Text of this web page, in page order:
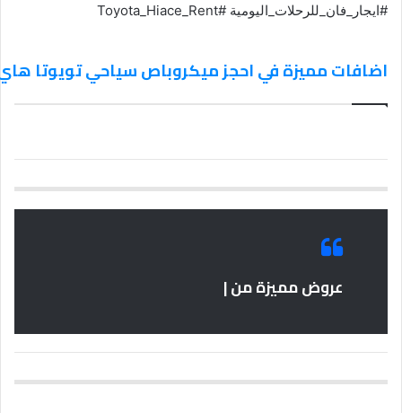
#ايجار_فان_للرحلات_اليومية #Toyota_Hiace_Rent
اضافات مميزة في احجز ميكروباص سياحي تويوتا هاي اس 14
عروض مميزة من |